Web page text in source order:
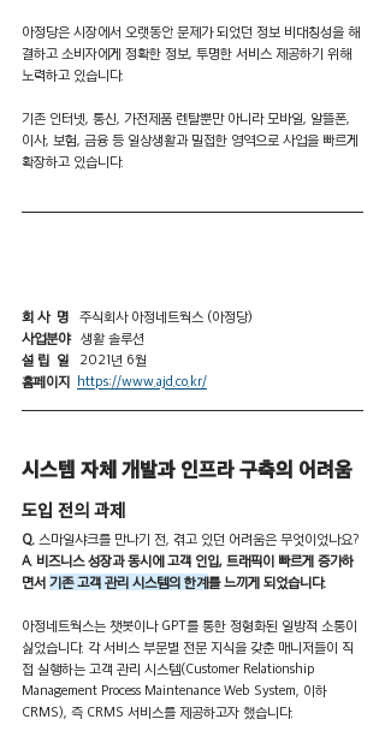
아정당은 시장에서 오랫동안 문제가 되었던 정보 비대칭성을 해
결하고 소비자에게 정확한 정보, 투명한 서비스 제공하기 위해
노력하고 있습니다.
기존 인터넷, 통신, 가전제품 렌탈뿐만 아니라 모바일, 알뜰폰,
이사, 보험, 금융 등 일상생활과 밀접한 영역으로 사업을 빠르게
확장하고 있습니다.
회 사  명 주식회사 아정네트웍스 (아정당)
사업분야 생활 솔루션
설 립  일 2021년 6월
홈페이지 https://www.ajd.co.kr/
시스템 자체 개발과 인프라 구축의 어려움
도입 전의 과제
Q. 스마일샤크를 만나기 전, 겪고 있던 어려움은 무엇이었나요?
A. 비즈니스 성장과 동시에 고객 인입, 트래픽이 빠르게 증가하
면서 기존 고객 관리 시스템의 한계를 느끼게 되었습니다.
아정네트웍스는 챗봇이나 GPT를 통한 정형화된 일방적 소통이
싫었습니다. 각 서비스 부문별 전문 지식을 갖춘 매니저들이 직
접 실행하는 고객 관리 시스템(Customer Relationship
Management Process Maintenance Web System, 이하
CRMS), 즉 CRMS 서비스를 제공하고자 했습니다.